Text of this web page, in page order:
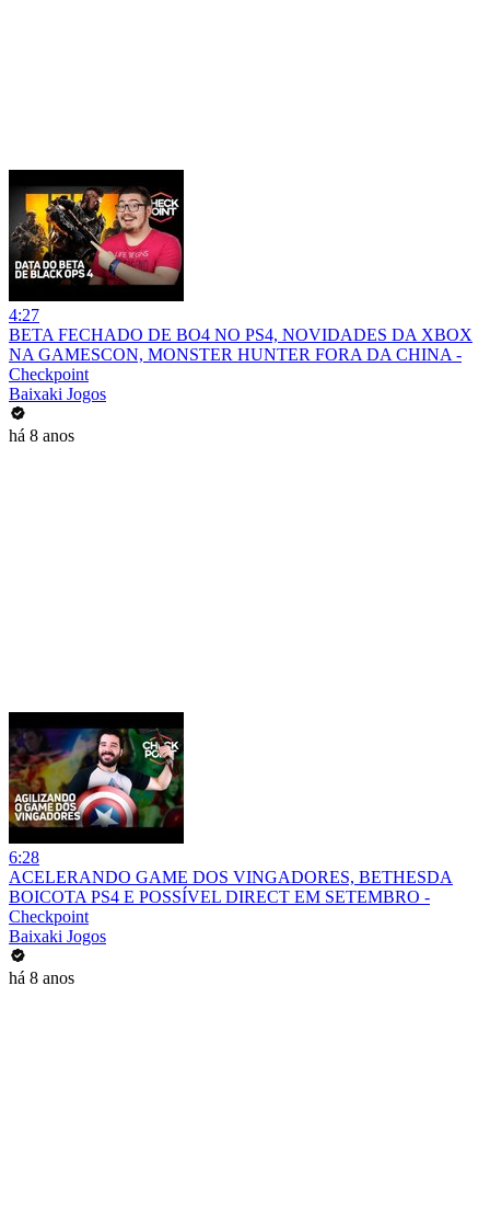
4:27
BETA FECHADO DE BO4 NO PS4, NOVIDADES DA XBOX
NA GAMESCON, MONSTER HUNTER FORA DA CHINA -
Checkpoint
Baixaki Jogos
há 8 anos
6:28
ACELERANDO GAME DOS VINGADORES, BETHESDA
BOICOTA PS4 E POSSÍVEL DIRECT EM SETEMBRO -
Checkpoint
Baixaki Jogos
há 8 anos